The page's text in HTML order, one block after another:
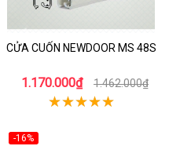
CỬA CUỐN NEWDOOR MS 48S
1.170.000₫ 1.462.000₫
-16%